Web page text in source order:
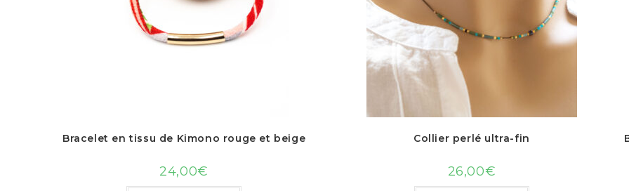
Bracelet en tissu de Kimono rouge et beige
24,00€
Collier perlé ultra-fin
26,00€